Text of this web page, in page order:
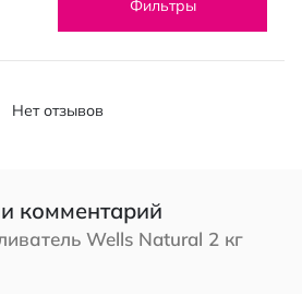
Фильтры
Нет отзывов
комментарий
Wells Natural 2 кг